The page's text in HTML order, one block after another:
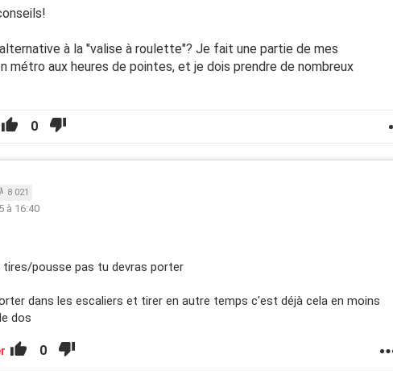
à la "valise à roulette"? Je fait une partie de mes
métro aux heures de pointes, et je dois prendre de nombreux
0
8 021
à 16:40
tires/pousse pas tu devras porter
dans les escaliers et tirer en autre temps c'est déjà cela en moins
dos
0